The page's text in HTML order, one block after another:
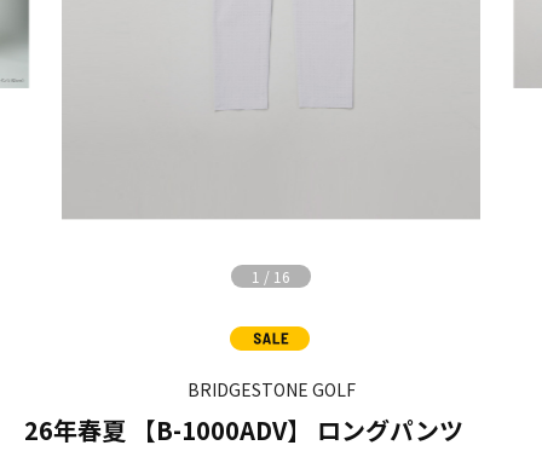
1 / 16
BRIDGESTONE GOLF
26年春夏 【B-1000ADV】 ロングパンツ